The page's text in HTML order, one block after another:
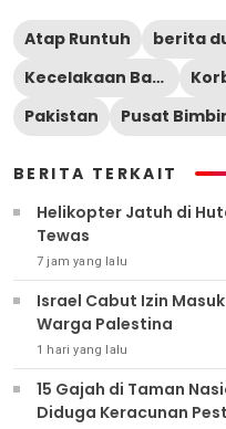
Atap Runtuh berita
Kecelakaan Bangunan
Pakistan
BERITA TERKAIT
Helikopter Jatuh di
Tewas
7 jam yang lalu
Israel Cabut Izin
Warga Palestina
1 hari yang lalu
15 Gajah di Taman
Diduga Keracunan